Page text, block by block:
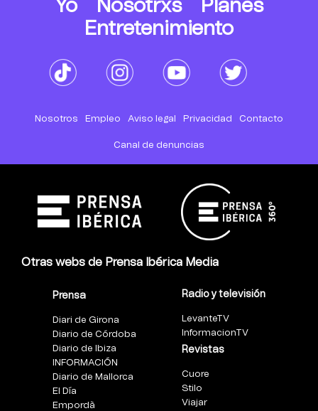
Yo Nosotrxs
Planes
Entretenimiento
Nosotros Empleo Aviso legal Privacidad Contacto
Canal de denuncias
Otras webs de Prensa Ibérica Media
Prensa
Diari de Girona
Diario de Córdoba
Diario de Ibiza
INFORMACIÓN
Diario de Mallorca
El Día
Empordà
Radio y televisión
LevanteTV
InformacionTV
Revistas
Cuore
Stilo
Viajar